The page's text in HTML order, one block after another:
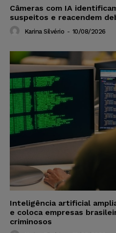
Câmeras com IA
suspeitos e reacendem
Karina Silvério - 10/08/2026
Inteligência artificial
e coloca empresas
criminosos